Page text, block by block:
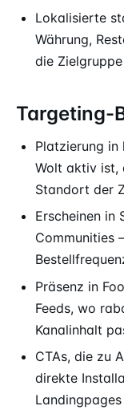
Lokalisierte
Währung,
die
Targeting-
Platzierung in
Wolt aktiv ist,
Standort der
Erscheinen in
Communities
Präsenz in
Feeds, wo
Kanalinhalt
CTAs, die zu
direkte
Landingpages